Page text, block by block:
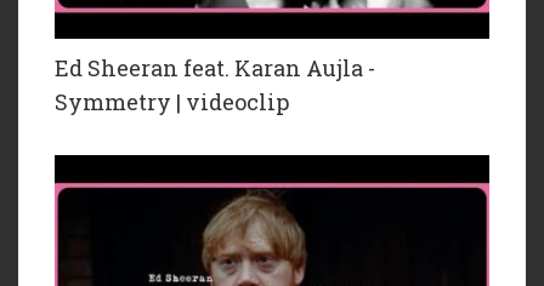
Ed Sheeran feat. Karan Aujla -
Symmetry | videoclip